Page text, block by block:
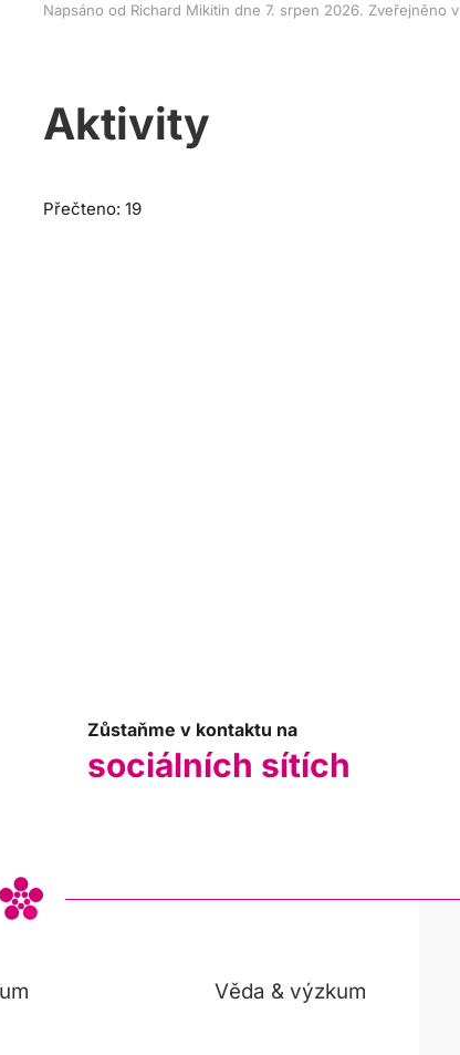
Napsáno od Richard Mikitin dne 7. srpen 2026. Zveřejněno v
Aktivity
Přečteno: 19
Zůstaňme v kontaktu na
sociálních sítích
Věda & výzkum